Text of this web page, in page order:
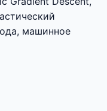
машинное